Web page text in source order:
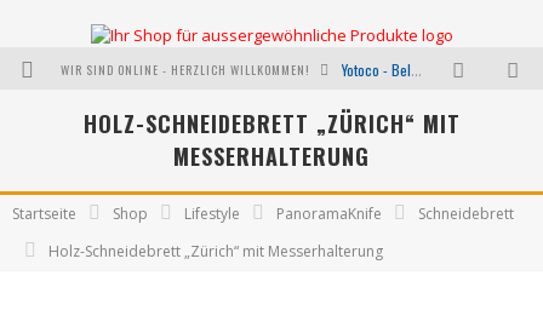
WIR SIND ONLINE - HERZLICH WILLKOMMEN! Yotoco - Belebend und erfrischend
Aussergewöhnliche Koffer
Neu bei uns: Oylous mit der Kraft der effektivsten Pflanzenöle
HOLZ-SCHNEIDEBRETT „ZÜRICH“ MIT
MESSERHALTERUNG
Startseite Shop Lifestyle PanoramaKnife
Schneidebrett
Holz-Schneidebrett „Zürich“ mit Messerhalterung